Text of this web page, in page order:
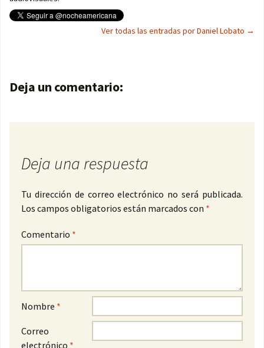
Ver todas las entradas por Daniel Lobato →
Navegación de entradas
Deja un comentario:
Deja una respuesta
Tu dirección de correo electrónico no será publicada.
Los campos obligatorios están marcados con *
Comentario *
Nombre *
Correo
electrónico *